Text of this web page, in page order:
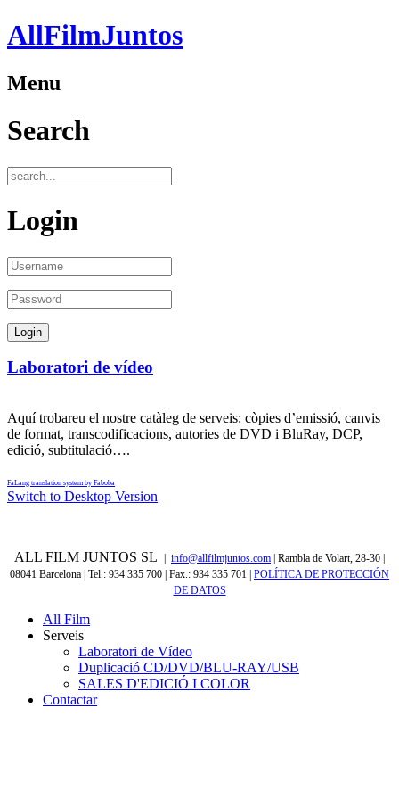
AllFilmJuntos
Menu
Search
Login
Laboratori de vídeo
Aquí trobareu el nostre catàleg de serveis: còpies d’emissió, canvis
de format, transcodificacions, autories de DVD i BluRay, DCP,
edició, subtitulació….
FaLang translation system by Faboba
Switch to Desktop Version
ALL FILM JUNTOS SL info@allfilmjuntos.com | Rambla de Volart, 28-30 |
08041 Barcelona | Tel.: 934 335 700 | Fax.: 934 335 701 POLÍTICA DE PROTECCIÓN
DE DATOS
All Film
Serveis
Laboratori de Vídeo
Duplicació CD/DVD/BLU-RAY/USB
SALES D'EDICIÓ I COLOR
Contactar